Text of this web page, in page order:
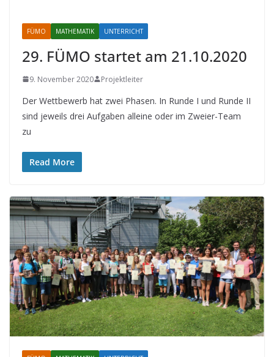
FÜMO MATHEMATIK UNTERRICHT
29. FÜMO startet am 21.10.2020
9. November 2020 Projektleiter
Der Wettbewerb hat zwei Phasen. In Runde I und Runde II
sind jeweils drei Aufgaben alleine oder im Zweier-Team
zu
Read More